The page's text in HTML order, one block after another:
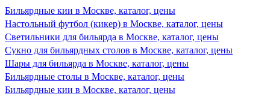
Бильярдные кии в Москве, каталог, цены
Настольный футбол (кикер) в Москве, каталог, цены
Светильники для бильярда в Москве, каталог, цены
Сукно для бильярдных столов в Москве, каталог, цены
Шары для бильярда в Москве, каталог, цены
Бильярдные столы в Москве, каталог, цены
Бильярдные кии в Москве, каталог, цены